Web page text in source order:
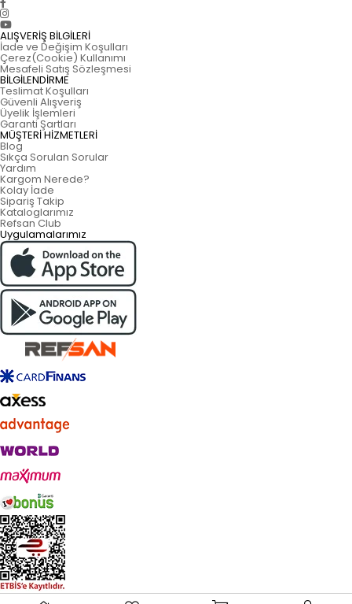
ALIŞVERİŞ BİLGİLERİ
İade ve Değişim Koşulları
Çerez(Cookie) Kullanımı
Mesafeli Satış Sözleşmesi
BİLGİLENDİRME
Teslimat Koşulları
Güvenli Alışveriş
Üyelik İşlemleri
Garanti Şartları
MÜŞTERİ HİZMETLERİ
Blog
Sıkça Sorulan Sorular
Yardım
Kargom Nerede?
Kolay İade
Sipariş Takip
Kataloglarımız
Refsan Club
Uygulamalarımız
© 2023refsan.com.tr- Tüm Hakları Saklıdır.